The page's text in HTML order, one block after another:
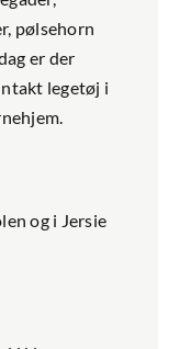
pølsehorn
er der
legetøj i
og i Jersie